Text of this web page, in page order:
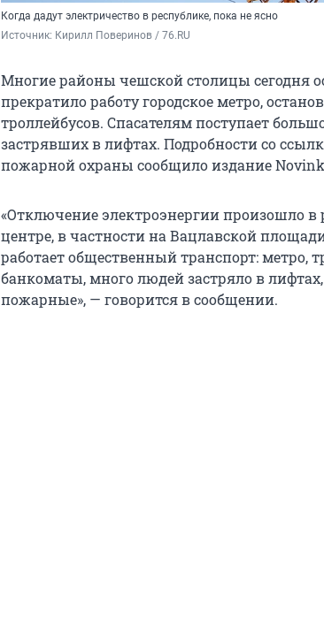
Когда дадут электричество в республике, пока не ясно
Источник: Кирилл Поверинов / 76.RU
Многие районы чешской столицы сегодня
прекратило работу городское метро,
троллейбусов. Спасателям поступает
застрявших в лифтах. Подробности со
пожарной охраны сообщило издание
«Отключение электроэнергии произошло в
центре, в частности на Вацлавской
работает общественный транспорт: метро,
банкоматы, много людей застряло в
пожарные», — говорится в сообщении.